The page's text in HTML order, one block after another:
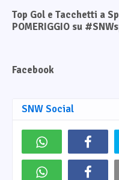
Top Gol e Tacchetti a
POMERIGGIO su
Facebook
SNW Social